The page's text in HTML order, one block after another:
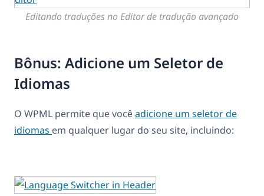
Editando traduções no Editor de tradução avançado
Bônus: Adicione um Seletor de
Idiomas
O WPML permite que vocêadicione um seletor de
idiomas em qualquer lugar do seu site, incluindo: